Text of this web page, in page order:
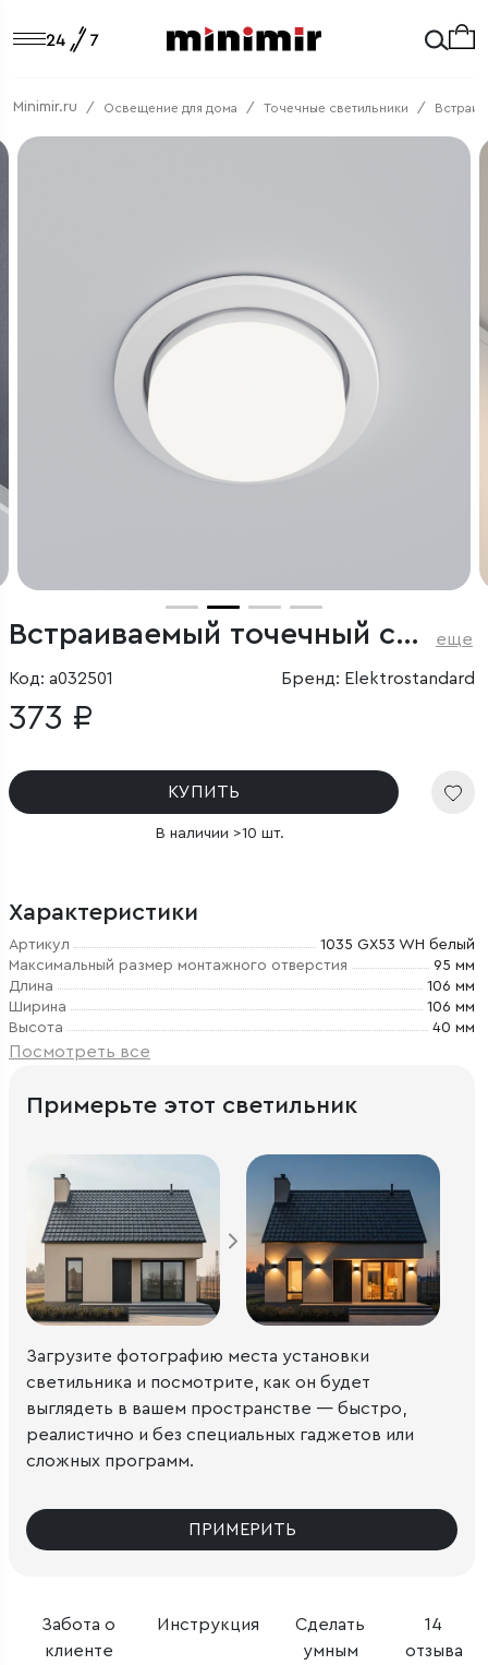
Minimir.ru Освещение для дома Точечные светильники
Встраиваемый точечный светильник еще
Код: a032501 Бренд: Elektrostandard
373 ₽
КУПИТЬ
В наличии >10 шт.
Характеристики
Артикул
1035 GX53 WH белый
Максимальный размер монтажного отверстия
95 мм
Длина
106 мм
Ширина
106 мм
Высота
40 мм
Посмотреть все
Забота о
клиенте
Инструкция
Сделать
умным
14
отзыва
Примерьте этот светильник
Загрузите фотографию места установки
светильника и посмотрите, как он будет
выглядеть в вашем пространстве — быстро,
реалистично и без специальных гаджетов или
сложных программ.
ПРИМЕРИТЬ